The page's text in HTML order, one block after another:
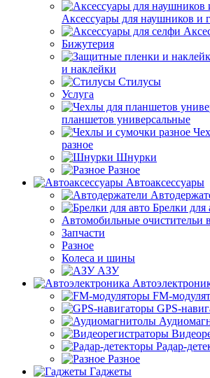
Аксессуары для наушников и
Бижутерия
и наклейки
Стилусы
Услуга
планшетов универсальные
разное
Шнурки
Разное
Автоаксессуары
Брелки для
Автомобильные очистительи
Запчасти
Разное
Колеса и шины
АЗУ
FM-
GPS-
Радар-
Разное
Гаджеты